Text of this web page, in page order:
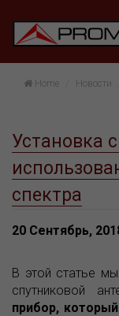
Home Hовости
Установка
спектра
20 Сентябрь,
В этой статье
спутниковой
прибор,